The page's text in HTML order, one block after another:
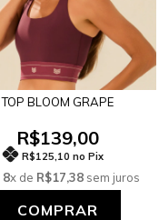
TOP BLOOM GRAPE
R$139,00
R$125,10 no Pix
8x de R$17,38sem juros
COMPRAR